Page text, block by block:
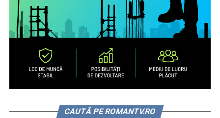
CAUTĂ PE ROMANTV.RO